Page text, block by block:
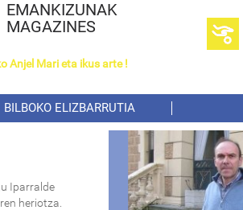
EMANKIZUNAK
MAGAZINES
Anjel Mari eta ikus arte !
BILBOKO ELIZBARRUTIA
Iparralde
heriotza.